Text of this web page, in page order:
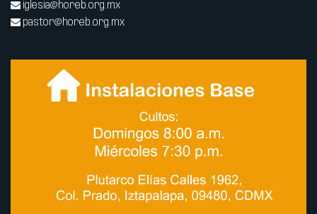
iglesia@horeb.org.mx
pastor@horeb.org.mx